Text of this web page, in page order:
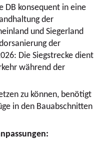
konsequent in eine
der
und Siegerland
der
Die Siegstrecke dient
während der
zu können, benötigt
in den Bauabschnitten